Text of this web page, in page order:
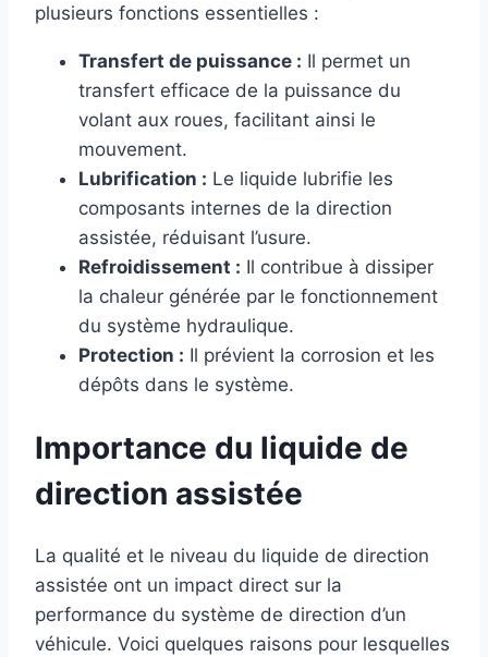
plusieurs fonctions essentielles :
Transfert de puissance : Il permet un
transfert efficace de la puissance du
volant aux roues, facilitant ainsi le
mouvement.
Lubrification : Le liquide lubrifie les
composants internes de la direction
assistée, réduisant l’usure.
Refroidissement : Il contribue à dissiper
la chaleur générée par le fonctionnement
du système hydraulique.
Protection : Il prévient la corrosion et les
dépôts dans le système.
Importance du liquide de
direction assistée
La qualité et le niveau du liquide de direction
assistée ont un impact direct sur la
performance du système de direction d’un
véhicule. Voici quelques raisons pour lesquelles